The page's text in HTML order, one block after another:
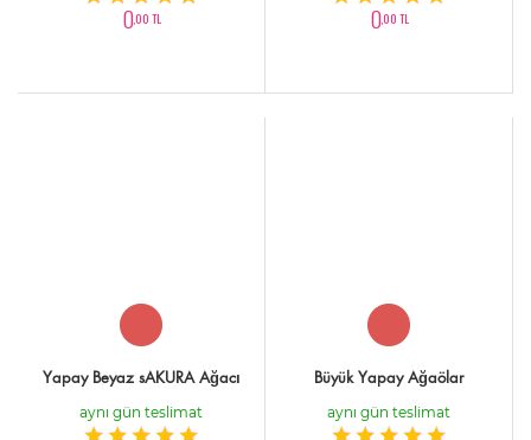
0,00 TL 0,00 TL
Yapay Beyaz sAKURA Ağacı
aynı gün teslimat
Büyük Yapay Ağaölar
aynı gün teslimat